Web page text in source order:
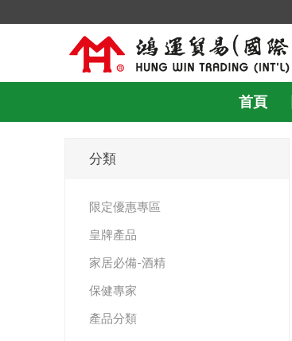
首頁
分類
限定優惠專區
皇牌產品
家居必備-酒精
保健專家
產品分類